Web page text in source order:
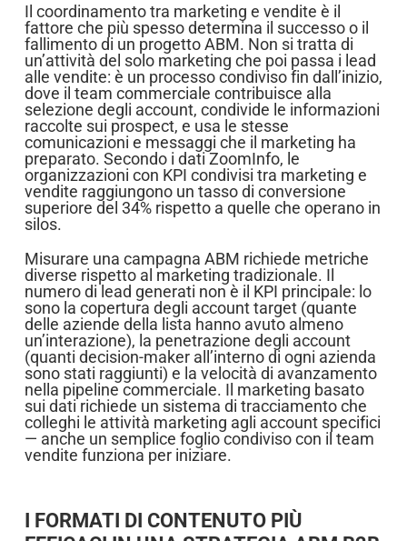
Il coordinamento tra marketing e vendite è il
fattore che più spesso determina il successo o il
fallimento di un progetto ABM. Non si tratta di
un’attività del solo marketing che poi passa i lead
alle vendite: è un processo condiviso fin dall’inizio,
dove il team commerciale contribuisce alla
selezione degli account, condivide le informazioni
raccolte sui prospect, e usa le stesse
comunicazioni e messaggi che il marketing ha
preparato. Secondo i dati ZoomInfo, le
organizzazioni con KPI condivisi tra marketing e
vendite raggiungono un tasso di conversione
superiore del 34% rispetto a quelle che operano in
silos.
Misurare una campagna ABM richiede metriche
diverse rispetto al marketing tradizionale. Il
numero di lead generati non è il KPI principale: lo
sono la copertura degli account target (quante
delle aziende della lista hanno avuto almeno
un’interazione), la penetrazione degli account
(quanti decision-maker all’interno di ogni azienda
sono stati raggiunti) e la velocità di avanzamento
nella pipeline commerciale. Il marketing basato
sui dati richiede un sistema di tracciamento che
colleghi le attività marketing agli account specifici
— anche un semplice foglio condiviso con il team
vendite funziona per iniziare.
I FORMATI DI CONTENUTO PIÙ